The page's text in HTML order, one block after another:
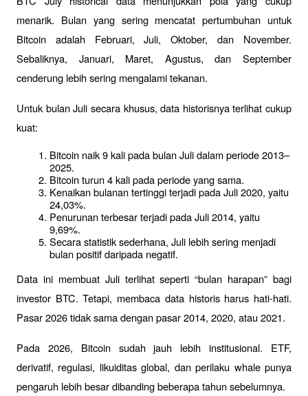
menarik. Bulan yang sering mencatat pertumbuhan untuk
Bitcoin adalah Februari, Juli, Oktober, dan November.
Sebaliknya, Januari, Maret, Agustus, dan September
cenderung lebih sering mengalami tekanan.
Untuk bulan Juli secara khusus, data historisnya terlihat cukup
kuat:
Bitcoin naik 9 kali pada bulan Juli dalam periode 2013–
2025.
Bitcoin turun 4 kali pada periode yang sama.
Kenaikan bulanan tertinggi terjadi pada Juli 2020, yaitu
24,03%.
Penurunan terbesar terjadi pada Juli 2014, yaitu
9,69%.
Secara statistik sederhana, Juli lebih sering menjadi
bulan positif daripada negatif.
Data ini membuat Juli terlihat seperti “bulan harapan” bagi
investor BTC. Tetapi, membaca data historis harus hati-hati.
Pasar 2026 tidak sama dengan pasar 2014, 2020, atau 2021.
Pada 2026, Bitcoin sudah jauh lebih institusional. ETF,
derivatif, regulasi, likuiditas global, dan perilaku whale punya
pengaruh lebih besar dibanding beberapa tahun sebelumnya.